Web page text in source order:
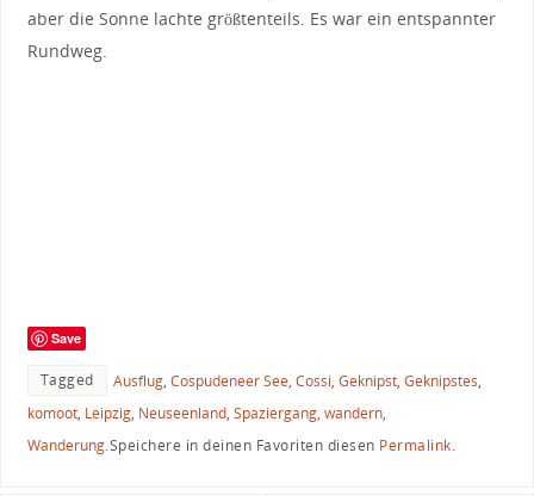
aber die Sonne lachte größtenteils. Es war ein entspannter
Rundweg.
Save
Tagged Ausflug, Cospudeneer See, Cossi, Geknipst, Geknipstes,
komoot, Leipzig, Neuseenland, Spaziergang, wandern,
Wanderung.Speichere in deinen Favoriten diesen Permalink.